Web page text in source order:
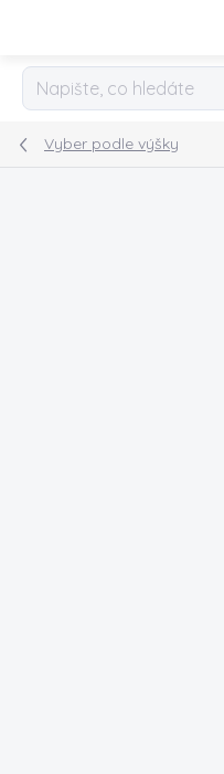
Vyber podle výšky